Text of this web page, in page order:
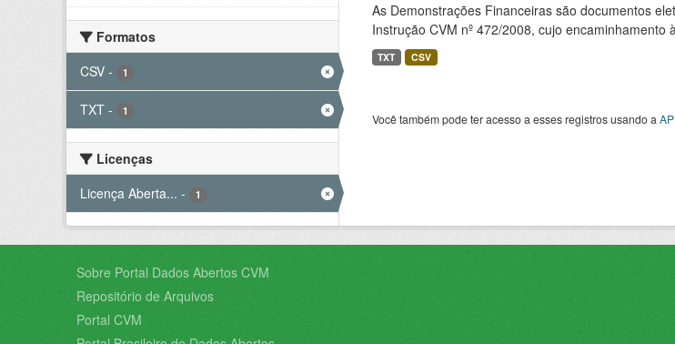
Formatos
CSV - 1
TXT - 1
Licenças
Licença Aberta... - 1
As Demonstrações Financeiras são documentos
Instrução CVM nº 472/2008, cujo encaminhamento
TXT CSV
Você também pode ter acesso a esses registros usando a
Sobre Portal Dados Abertos CVM
Repositório de Arquivos
Portal CVM